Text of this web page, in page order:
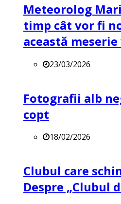
Meteorolog
timp cât vor fi
această
23/03/2026
Fotografii alb
copt
18/02/2026
Clubul care
Despre „Clubul